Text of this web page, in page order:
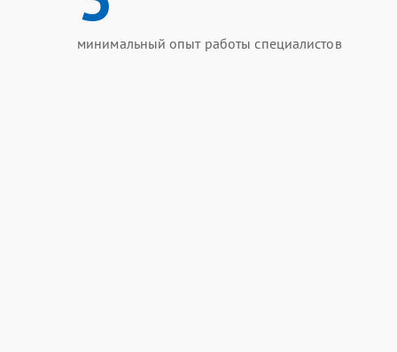
минимальный опыт работы специалистов